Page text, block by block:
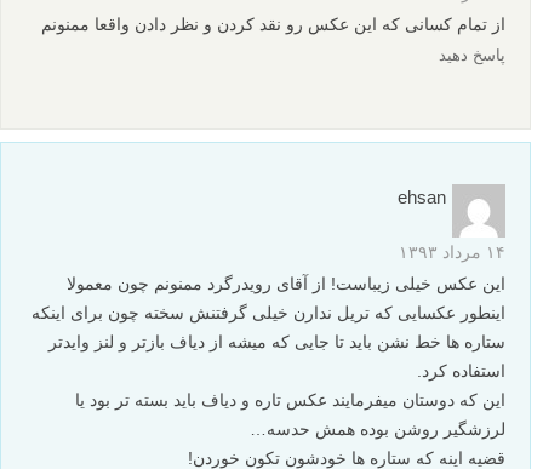
از تمام کسانی که این عکس رو نقد کردن و نظر دادن واقعا ممنونم
پاسخ دهید
ehsan
۱۴ مرداد ۱۳۹۳
این عکس خیلی زیباست! از آقای رویدرگرد ممنونم چون معمولا
اینطور عکسایی که تریل ندارن خیلی گرفتنش سخته چون برای اینکه
ستاره ها خط نشن باید تا جایی که میشه از دیاف بازتر و لنز وایدتر
استفاده کرد.
این که دوستان میفرمایند عکس تاره و دیاف باید بسته تر بود یا
لرزشگیر روشن بوده همش حدسه…
قضیه اینه که ستاره ها خودشون تکون خوردن!